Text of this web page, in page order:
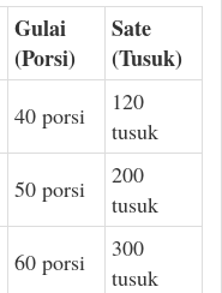
Gulai
(Porsi)
Sate
(Tusuk)
40 porsi
120
tusuk
50 porsi
200
tusuk
60 porsi
300
tusuk